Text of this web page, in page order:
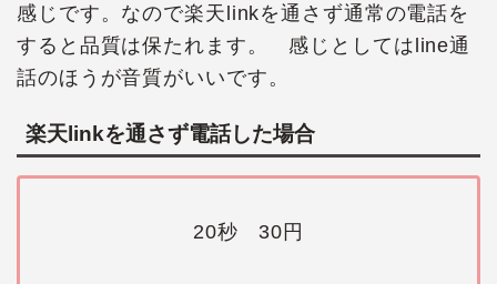
感じです。なので楽天linkを通さず通常の電話を
すると品質は保たれます。 感じとしてはline通
話のほうが音質がいいです。
楽天linkを通さず電話した場合
20秒 30円